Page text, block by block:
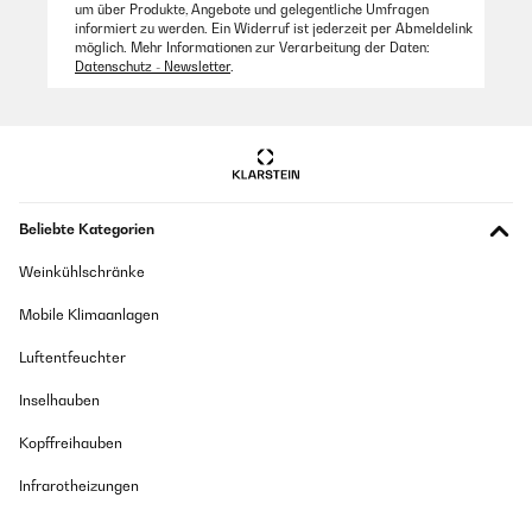
um über Produkte, Angebote und gelegentliche Umfragen
informiert zu werden. Ein Widerruf ist jederzeit per Abmeldelink
möglich. Mehr Informationen zur Verarbeitung der Daten:
Datenschutz - Newsletter.
Beliebte Kategorien
Weinkühlschränke
Mobile Klimaanlagen
Luftentfeuchter
Inselhauben
Kopffreihauben
Infrarotheizungen